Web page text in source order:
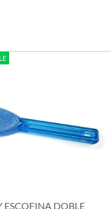
ESCOFINA DOBLE